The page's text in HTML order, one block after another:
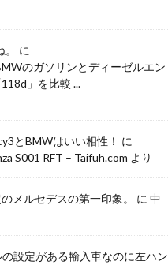
に
のガソリンとディーゼルエン
」を比較 ...
とBMWはいい相性！ に
S001 RFT – Taifuh.com より
メルセデスの第一印象。 に 中
設定がある輸入車なのに左ハン